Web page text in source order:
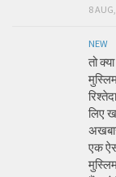
8
NEW
तो
लिए
एक